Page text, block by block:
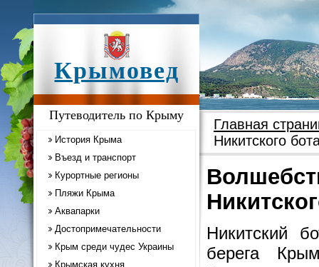
Крымовед
Путеводитель по Крыму
История Крыма
Въезд и транспорт
Курортные регионы
Пляжи Крыма
Аквапарки
Достопримечательности
Крым среди чудес Украины
Крымская кухня
Главная
Никитского
Никитский
берега